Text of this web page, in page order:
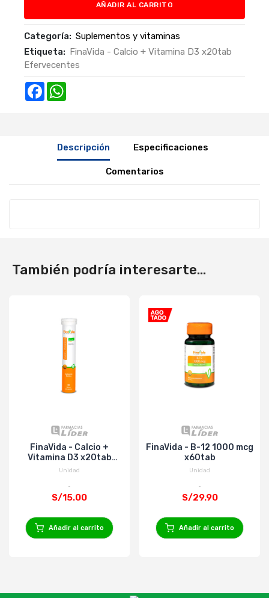
AÑADIR AL CARRITO
Categoría: Suplementos y vitaminas
Etiqueta: FinaVida - Calcio + Vitamina D3 x20tab
Efervecentes
Facebook
Descripción Especificaciones
Comentarios
También podría interesarte...
FinaVida - Calcio +
Vitamina D3 x20tab
Efervecentes
Unidad
S/15.00
Añadir al carrito
FinaVida - B-12 1000 mcg
x60tab
Unidad
S/29.90
Añadir al carrito